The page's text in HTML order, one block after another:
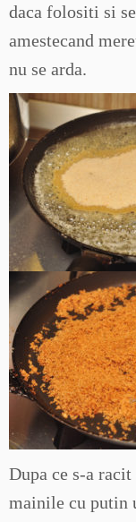
daca folositi si
amestecand
nu se arda.
Dupa ce s-a
mainile cu putin